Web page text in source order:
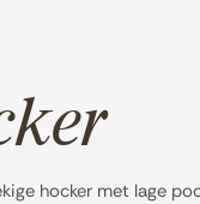
hocker met lage